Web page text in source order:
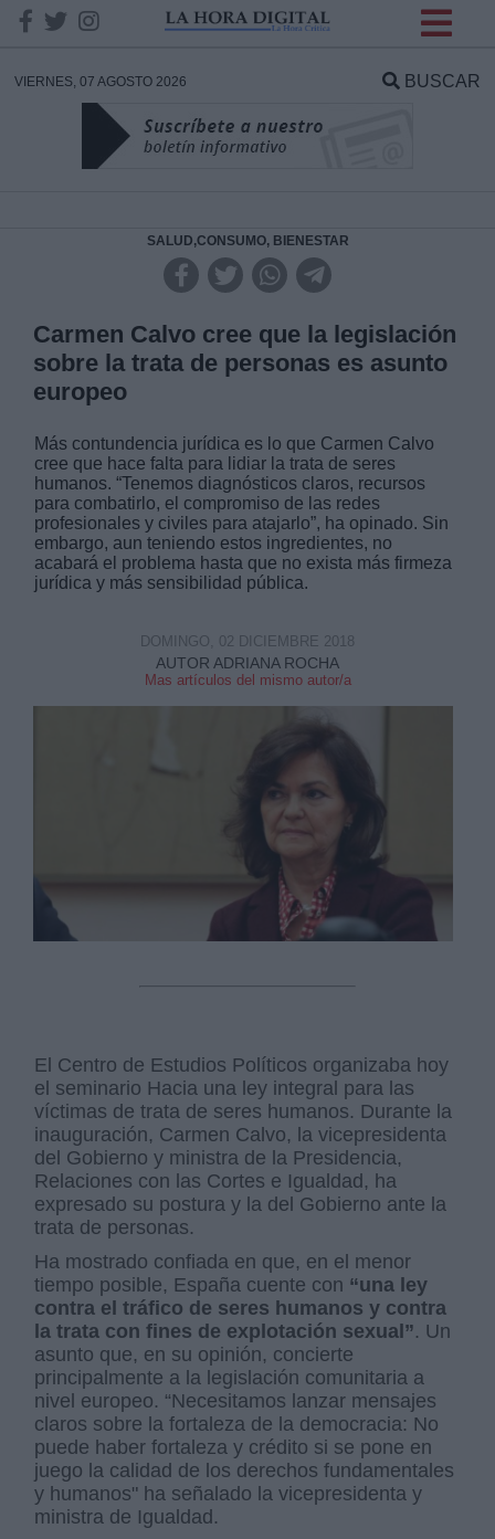
VIERNES, 07 AGOSTO 2026 BUSCAR
SALUD,CONSUMO, BIENESTAR
Carmen Calvo cree que la legislación
sobre la trata de personas es asunto
europeo
Más contundencia jurídica es lo que Carmen Calvo
cree que hace falta para lidiar la trata de seres
humanos. “Tenemos diagnósticos claros, recursos
para combatirlo, el compromiso de las redes
profesionales y civiles para atajarlo”, ha opinado. Sin
embargo, aun teniendo estos ingredientes, no
acabará el problema hasta que no exista más firmeza
jurídica y más sensibilidad pública.
AUTOR ADRIANA ROCHA
Mas artículos del mismo autor/a
DOMINGO, 02 DICIEMBRE 2018
El Centro de Estudios Políticos organizaba hoy
el seminario Hacia una ley integral para las
víctimas de trata de seres humanos. Durante la
inauguración, Carmen Calvo, la vicepresidenta
del Gobierno y ministra de la Presidencia,
Relaciones con las Cortes e Igualdad, ha
expresado su postura y la del Gobierno ante la
trata de personas.
Ha mostrado confiada en que, en el menor
tiempo posible, España cuente con “una ley
contra el tráfico de seres humanos y contra
la trata con fines de explotación sexual”. Un
asunto que, en su opinión, concierte
principalmente a la legislación comunitaria a
nivel europeo. “Necesitamos lanzar mensajes
claros sobre la fortaleza de la democracia: No
puede haber fortaleza y crédito si se pone en
juego la calidad de los derechos fundamentales
y humanos" ha señalado la vicepresidenta y
ministra de Igualdad.
DATOS
Responsable:
Legitimación:
Destinatarios: